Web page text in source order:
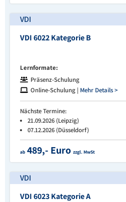
VDI
VDI 6022 Kategorie B
Lernformate:
Präsenz-Schulung
Online-Schulung | Mehr Details >
Nächste Termine:
21.09.2026 (Leipzig)
07.12.2026 (Düsseldorf)
ab 489,- Euro zzgl. MwSt
VDI
VDI 6023 Kategorie A